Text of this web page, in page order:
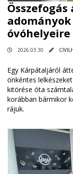
óvóhelyeire
2026.03.30
Egy Kárpátaljáról
önkéntes
kitörése óta
korábban bármikor
rájuk.